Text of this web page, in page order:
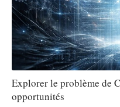
Explorer le problème de
opportunités